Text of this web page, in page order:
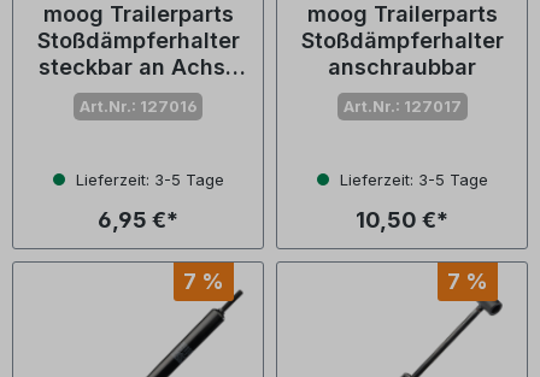
moog Trailerparts
Stoßdämpferhalter
steckbar an Achse
für AL-KO
Art.Nr.: 127016
Lieferzeit: 3-5 Tage
6,95 €*
moog Trailerparts
Stoßdämpferhalter
anschraubbar
Art.Nr.: 127017
Lieferzeit: 3-5 Tage
10,50 €*
7 % 7 %